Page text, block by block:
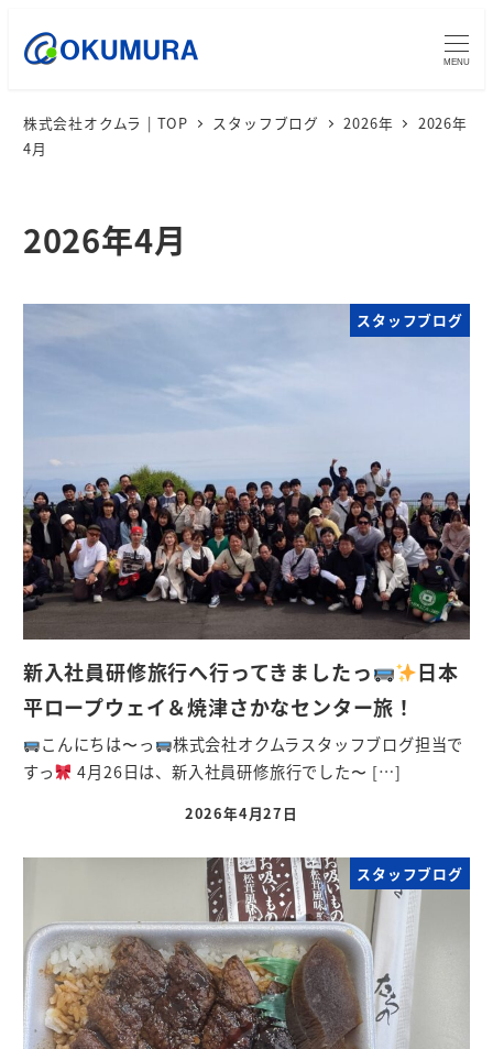
MENU
株式会社オクムラ | TOP スタッフブログ 2026年
2026年
4月
2026年4月
スタッフブログ
新入社員研修旅行へ行ってきましたっ
日本
平ロープウェイ＆焼津さかなセンター旅！
こんにちは〜っ
株式会社オクムラスタッフブログ担当で
すっ
4月26日は、新入社員研修旅行でした〜 […]
2026年4月27日
スタッフブログ